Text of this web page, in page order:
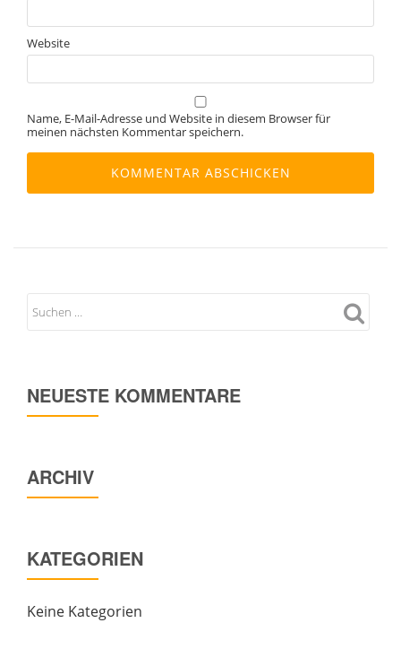
Website
Name, E-Mail-Adresse und Website in diesem Browser für
meinen nächsten Kommentar speichern.
NEUESTE KOMMENTARE
ARCHIV
KATEGORIEN
Keine Kategorien